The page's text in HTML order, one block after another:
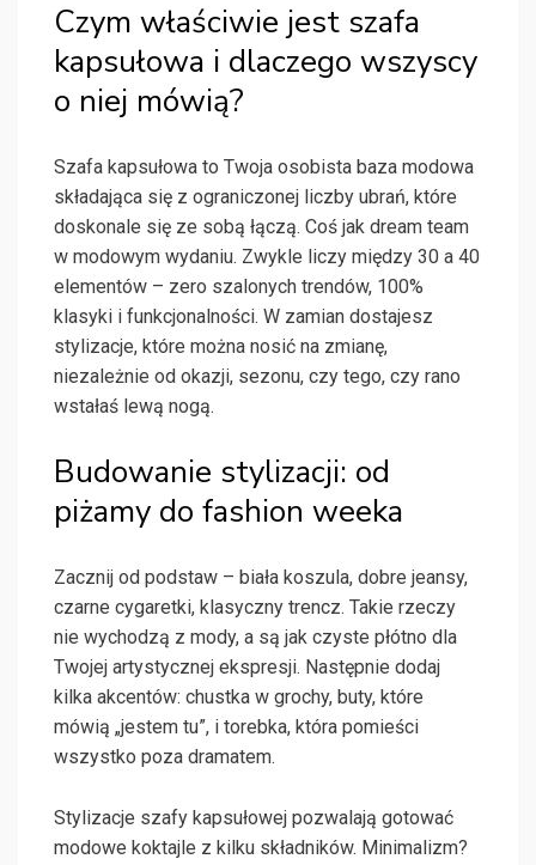
Czym właściwie jest szafa
kapsułowa i dlaczego wszyscy
o niej mówią?
Szafa kapsułowa to Twoja osobista baza modowa
składająca się z ograniczonej liczby ubrań, które
doskonale się ze sobą łączą. Coś jak dream team
w modowym wydaniu. Zwykle liczy między 30 a 40
elementów – zero szalonych trendów, 100%
klasyki i funkcjonalności. W zamian dostajesz
stylizacje, które można nosić na zmianę,
niezależnie od okazji, sezonu, czy tego, czy rano
wstałaś lewą nogą.
Budowanie stylizacji: od
piżamy do fashion weeka
Zacznij od podstaw – biała koszula, dobre jeansy,
czarne cygaretki, klasyczny trencz. Takie rzeczy
nie wychodzą z mody, a są jak czyste płótno dla
Twojej artystycznej ekspresji. Następnie dodaj
kilka akcentów: chustka w grochy, buty, które
mówią „jestem tu”, i torebka, która pomieści
wszystko poza dramatem.
Stylizacje szafy kapsułowej pozwalają gotować
modowe koktajle z kilku składników. Minimalizm?